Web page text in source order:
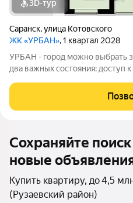
3D-тур
Саранск,улица Котовского
ЖК «УРБАН», 1 квартал 2028
УРБАН - город можно выбрать
два важных состояния: доступ
удобная городская база:
инфраструктуры,
Сохраняйте
новые
Купить квартиру, до 4,5
(Рузаевский район)